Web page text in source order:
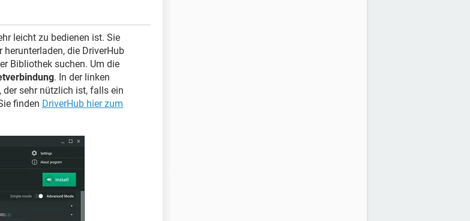
leicht zu bedienen ist. Sie
die DriverHub
Bibliothek suchen. Um die
. In der linken
, der sehr nützlich ist, falls ein
finden DriverHub hier zum